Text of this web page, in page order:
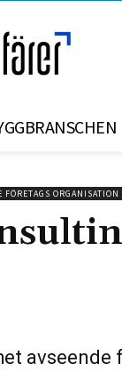
ORGANISATION